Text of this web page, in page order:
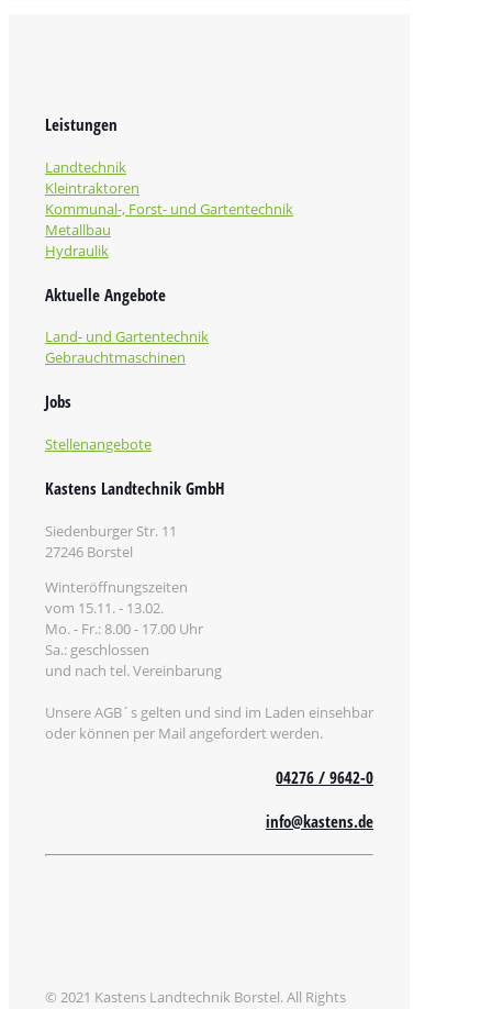
Leistungen
Landtechnik
Kleintraktoren
Kommunal-, Forst- und Gartentechnik
Metallbau
Hydraulik
Aktuelle Angebote
Land- und Gartentechnik
Gebrauchtmaschinen
Jobs
Stellenangebote
Kastens Landtechnik GmbH
Siedenburger Str. 11
27246 Borstel
Winteröffnungszeiten
vom 15.11. - 13.02.
Mo. - Fr.: 8.00 - 17.00 Uhr
Sa.: geschlossen
und nach tel. Vereinbarung
Unsere AGB´s gelten und sind im Laden einsehbar
oder können per Mail angefordert werden.
04276 / 9642-0
info@kastens.de
© 2021 Kastens Landtechnik Borstel. All Rights